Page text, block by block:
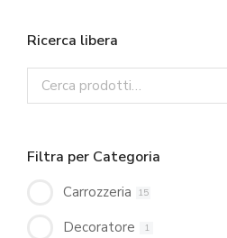
Ricerca libera
Filtra per Categoria
Carrozzeria 15
Decoratore 1